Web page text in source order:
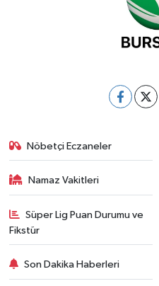
Nöbetçi Eczaneler
Namaz Vakitleri
Süper Lig Puan Durumu ve
Fikstür
Son Dakika Haberleri